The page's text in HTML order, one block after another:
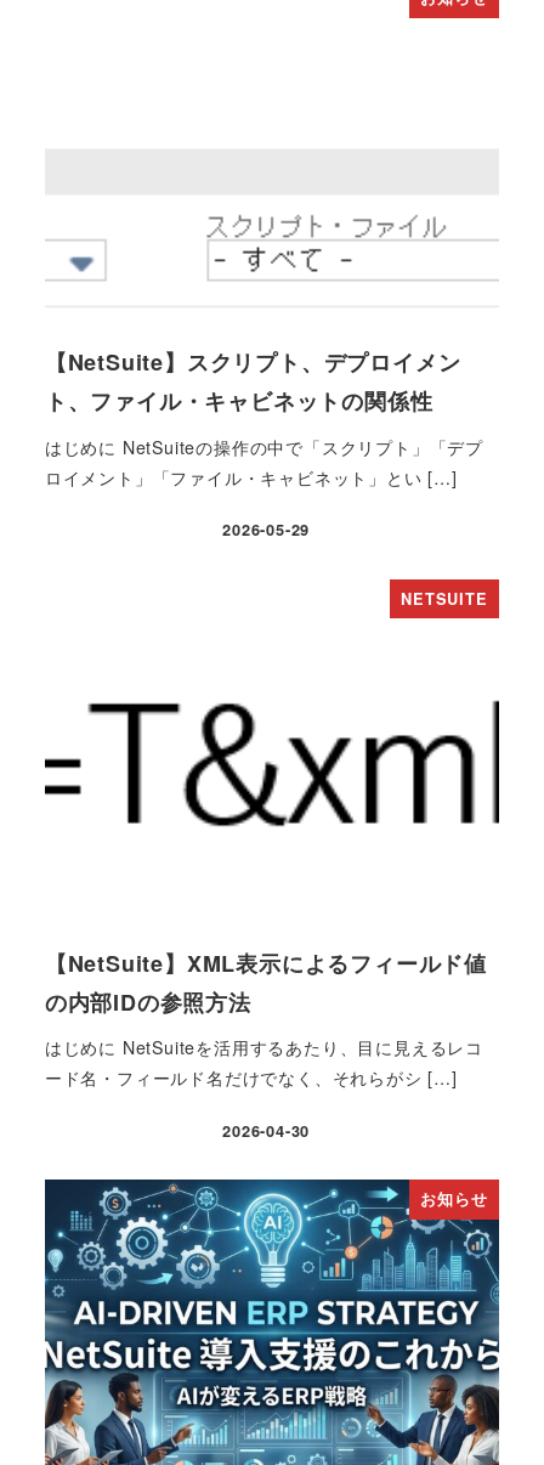
【NetSuite】スクリプト、デプロイメン
ト、ファイル・キャビネットの関係性
はじめに NetSuiteの操作の中で「スクリプト」「デプ
ロイメント」「ファイル・キャビネット」とい […]
投稿日
2026-05-29
NETSUITE
【NetSuite】XML表示によるフィールド値
の内部IDの参照方法
はじめに NetSuiteを活用するあたり、目に見えるレコ
ード名・フィールド名だけでなく、それらがシ […]
投稿日
2026-04-30
お知らせ